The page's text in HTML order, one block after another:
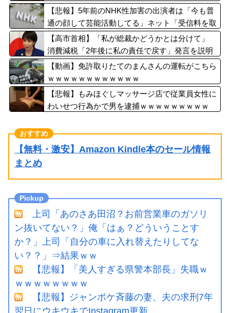
【悲報】5年前のNHK性加害の出演者は「今も普
通の顔して芸能活動してる」ネット「受信料を取
るくらいなら詳細を伝えよ」
【高市首相】「私が総裁かどうかとは分けて」
消費減税「2年後に私の責任で戻す」発言を説明
【動画】免許取りたてのまんさんの運転がこちら
ｗｗｗｗｗｗｗｗｗｗｗｗ
【悲報】もみほぐしマッサージ店で従業員女性に
わいせつ行為かで男を逮捕ｗｗｗｗｗｗｗｗｗ
【無料・激安】Amazon Kindle本のセール情報
まとめ
上司「あのさあ田沼？お前営業車のガソリ
ン抜いてない？」俺「はぁ？どういうことす
か？」上司「自分の車に入れ替えたりしてな
い？？」⇒結果ｗｗ
【悲報】「美人すぎる県警本部長」失職ｗ
ｗｗｗｗｗｗｗｗ
【悲報】ジャンポケ斉藤の妻、夫の求刑7年
翌日にウキウキでInstagram更新